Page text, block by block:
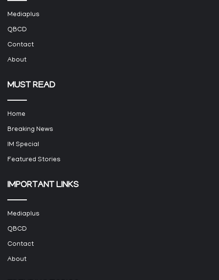
Mediaplus
QBCD
Contact
About
MUST READ
Home
Breaking News
IM Special
Featured Stories
IMPORTANT LINKS
Mediaplus
QBCD
Contact
About